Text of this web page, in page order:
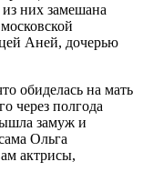
них замешана
Аней, дочерью
обиделась на мать
через полгода
замуж и
Ольга
актрисы,